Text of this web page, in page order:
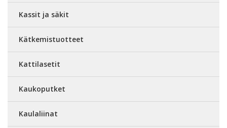
Kassit ja säkit
Kätkemistuotteet
Kattilasetit
Kaukoputket
Kaulaliinat